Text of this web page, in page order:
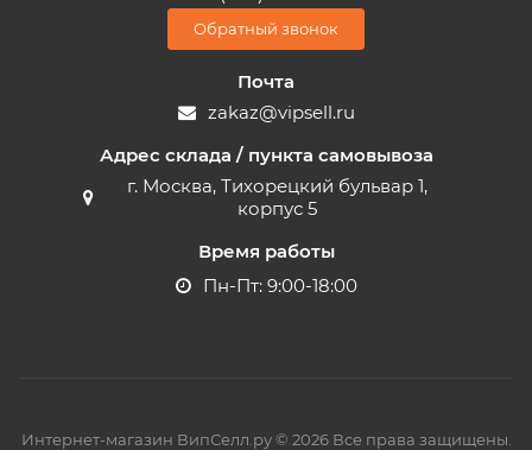
Обратный звонок
Почта
zakaz@vipsell.ru
Адрес склада / пункта самовывоза
г. Москва, Тихорецкий бульвар 1,
корпус 5
Время работы
Пн-Пт: 9:00-18:00
Интернет-магазин ВипСелл.ру © 2026 Все права защищены.